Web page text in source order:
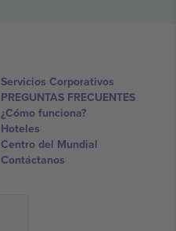
Servicios Corporativos
PREGUNTAS FRECUENTES
¿Cómo funciona?
Hoteles
Centro del Mundial
Contáctanos